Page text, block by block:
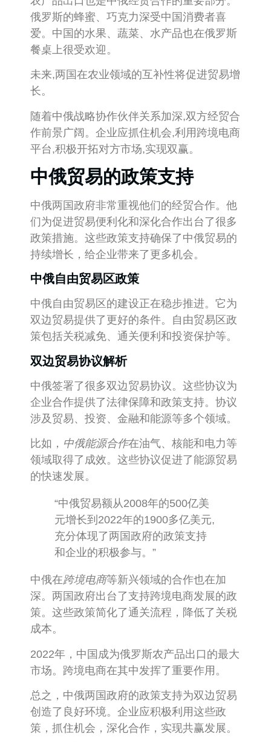
俄罗斯的蜂蜜、巧克力深受中国消费者喜
爱。中国的水果、蔬菜、水产品也在俄罗斯
餐桌上很受欢迎。
未来,两国在农业领域的互补性将促进贸易增
长。
随着中俄战略协作伙伴关系加深,双方经贸合
作前景广阔。企业应抓住机会,利用跨境电商
平台,积极开拓对方市场,实现双赢。
中俄贸易的政策支持
中俄两国政府非常重视他们的经贸合作。他
们为促进贸易便利化和深化合作出台了很多
政策措施。这些政策支持确保了中俄贸易的
持续增长，给企业带来了更多机会。
中俄自由贸易区政策
中俄自由贸易区的建设正在稳步推进。它为
双边贸易提供了更好的条件。自由贸易区政
策包括关税减免、通关便利和投资保护等。
双边贸易协议解析
中俄签署了很多双边贸易协议。这些协议为
企业合作提供了法律保障和政策支持。协议
涉及贸易、投资、金融和能源等多个领域。
比如， 中俄能源合作在油气、核能和电力等
领域取得了成效。这些协议促进了能源贸易
的快速发展。
“中俄贸易额从2008年的500亿美
元增长到2022年的1900多亿美元,
充分体现了两国政府的政策支持
和企业的积极参与。”
中俄在跨境电商等新兴领域的合作也在加
深。两国政府出台了支持跨境电商发展的政
策。这些政策简化了通关流程，降低了关税
成本。
2022年，中国成为俄罗斯农产品出口的最大
市场。跨境电商在其中发挥了重要作用。
总之，中俄两国政府的政策支持为双边贸易
创造了良好环境。企业应积极利用这些政
策，抓住机会，深化合作，实现共赢发展。